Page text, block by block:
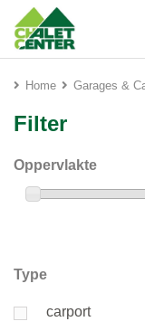
Home Garages &
Filter
Oppervlakte
Type
carport